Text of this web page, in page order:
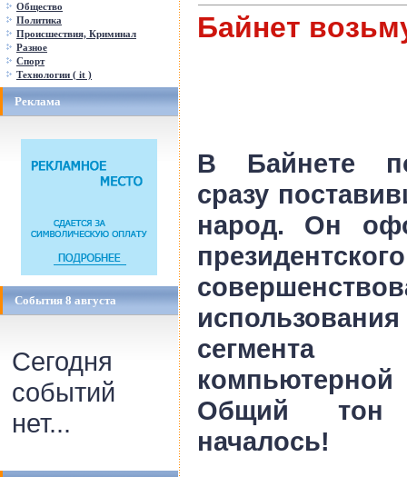
Общество
Политика
Происшествия, Криминал
Разное
Спорт
Технологии ( it )
Реклама
События 8 августа
Сегодня
событий
нет...
Байнет
В Байнете
сразу
народ. Он
Общий тон
началось!